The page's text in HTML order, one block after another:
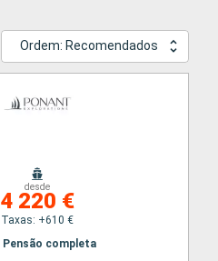
Ordem: Recomendados
desde
4 220 €
Taxas: +610 €
Pensão completa